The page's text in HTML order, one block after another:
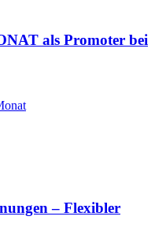
als Promoter bei
– Flexibler